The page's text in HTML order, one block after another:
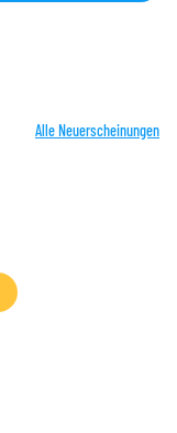
Alle Neuerscheinungen